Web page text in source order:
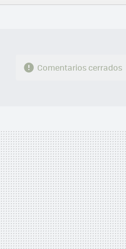
FACEBOOK
TWITTERFLIPBOARD
E-
WHATSAPP
Comentarios cerrados